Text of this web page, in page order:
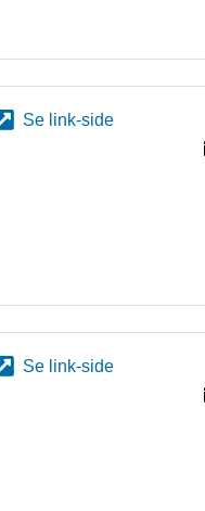
Se link-side
Se link-side